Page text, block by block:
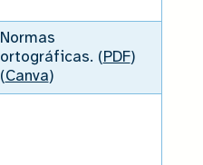
Normas
ortográficas. (PDF)
(Canva)